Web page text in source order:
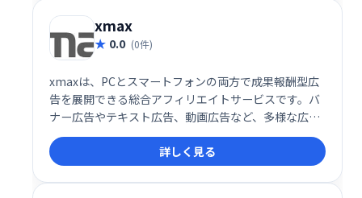
xmax
0.0 (0件)
xmaxは、PCとスマートフォンの両方で成果報酬型広
告を展開できる総合アフィリエイトサービスです。バ
ナー広告やテキスト広告、動画広告など、多様な広告
掲載手段を提供し、効率的な集客と収益化をサポート
します。初心者から経験者まで手軽に始められる使い
やすさが特徴で、アフィリエイトマーケティングの成
功を目指す方に最適です。
詳しく見る